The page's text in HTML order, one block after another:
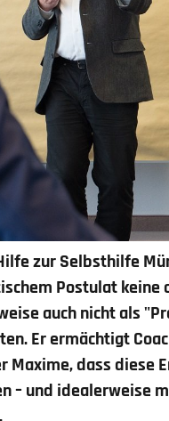
zur Selbsthilfe
Postulat
auch nicht als
Er ermächtigt
Maxime, dass diese
– und idealerweise